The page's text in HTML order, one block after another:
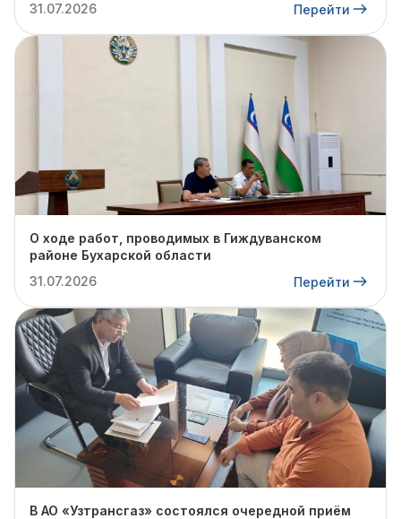
порядке.
31.07.2026 Перейти
О ходе работ, проводимых в Гиждуванском
районе Бухарской области
31.07.2026
Перейти
В АО «Узтрансгаз» состоялся очередной приём